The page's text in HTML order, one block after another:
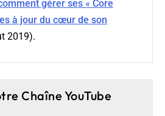
gérer ses « Core
à jour du cœur de son
2019).
Chaîne YouTube